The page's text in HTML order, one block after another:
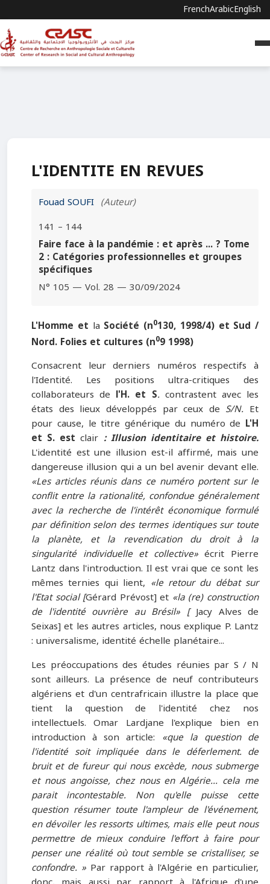
FrenchArabicEnglish
L'IDENTITE EN REVUES
Fouad SOUFI (Auteur)
141 – 144
Faire face à la pandémie : et après ... ? Tome
2 : Catégories professionnelles et groupes
spécifiques
N° 105 — Vol. 28 — 30/09/2024
L'Homme et la Société (n0130, 1998/4) et Sud /
Nord. Folies et cultures (n09 1998)
Consacrent leur derniers numéros respectifs à
l'Identité. Les positions ultra-critiques des
collaborateurs de l'H. et S. contrastent avec les
états des lieux développés par ceux de S/N. Et
pour cause, le titre générique du numéro de L'H
et S. estclair : Illusion identitaire et histoire.
L'identité est une illusion est-il affirmé, mais une
dangereuse illusion qui a un bel avenir devant elle.
«Les articles réunis dans ce numéro portent sur le
conflit entre la rationalité, confondue généralement
avec la recherche de l'intérêt économique formulé
par définition selon des termes identiques sur toute
la planète, et la revendication du droit à la
singularité individuelle et collective»écrit Pierre
Lantz dans l'introduction. Il est vrai que ce sont les
mêmes ternies qui lient, «le retour du débat sur
l'Etat social [Gérard Prévost] et «la (re) construction
de l'identité ouvrière au Brésil» [Jacy Alves de
Seixas] et les autres articles, nous explique P. Lantz
: universalisme, identité échelle planétaire...
Les préoccupations des études réunies par S / N
sont ailleurs. La présence de neuf contributeurs
algériens et d'un centrafricain illustre la place que
tient la question de l'identité chez nos
intellectuels. Omar Lardjane l'explique bien en
introduction à son article: «que la question de
l'identité soit impliquée dans le déferlement. de
bruit et de fureur qui nous excède, nous submerge
et nous angoisse, chez nous en Algérie... cela me
parait incontestable. Non qu'elle puisse cette
question résumer toute l'ampleur de l'événement,
en dévoiler les ressorts ultimes, mais elle peut nous
permettre de mieux conduire l'effort à faire pour
penser une réalité où tout semble se cristalliser, se
confondre. » Par rapport à l'Algérie en particulier,